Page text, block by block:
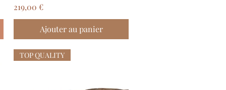
Prix
219,00 €
Ajouter au panier
TOP QUALITY